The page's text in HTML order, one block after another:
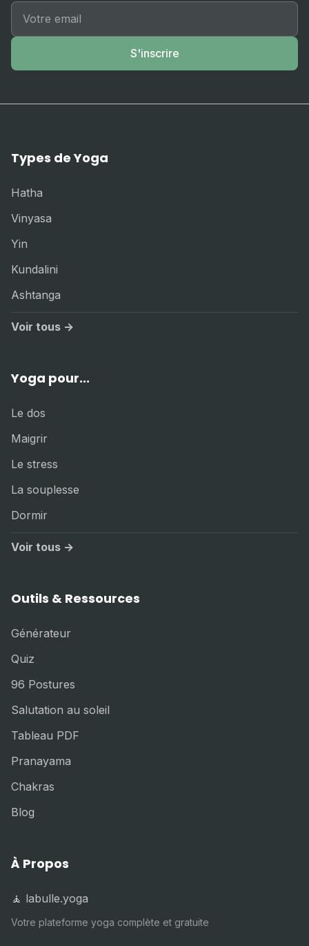
S'inscrire
Types de Yoga
Hatha
Vinyasa
Yin
Kundalini
Ashtanga
Voir tous →
Yoga pour...
Le dos
Maigrir
Le stress
La souplesse
Dormir
Voir tous →
Outils & Ressources
Générateur
Quiz
96 Postures
Salutation au soleil
Tableau PDF
Pranayama
Chakras
Blog
À Propos
🧘 labulle.yoga
Votre plateforme yoga complète et gratuite